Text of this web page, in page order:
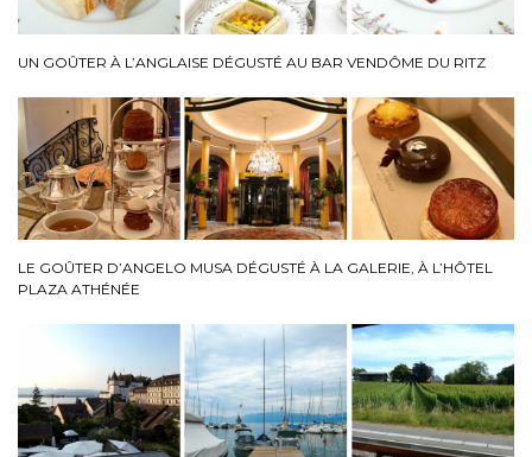
UN GOÛTER À L’ANGLAISE DÉGUSTÉ AU BAR VENDÔME DU RITZ
LE GOÛTER D’ANGELO MUSA DÉGUSTÉ À LA GALERIE, À L’HÔTEL
PLAZA ATHÉNÉE